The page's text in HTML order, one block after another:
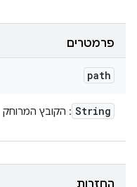
פרמטרים
path
String : הקובץ המרוחק
החזרות